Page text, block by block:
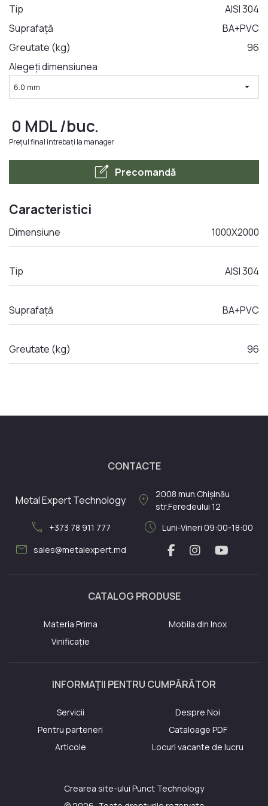
LA COMANDA
Tip
AISI 304
Suprafață
BA+PVC
Greutate (kg)
96
Alegeți dimensiunea
6.0 mm arrow_drop_down
0 MDL/buc.
Prețul final intrebați la manager
edit_square Precomandă
Caracteristici
Dimensiune 1000X2000
Tip AISI 304
Suprafață BA+PVC
Greutate (kg) 96
CONTACTE
Metal Expert Technology location_on 2008 mun.Chișinău
str.Feredeului 12
call +373 78 911 777 schedule Luni-Vineri 09:00-18:00
mail sales@metalexpert.md
CATALOG PRODUSE
Materia Prima
Mobila din Inox
Vinificație
INFORMAȚII PENTRU CUMPĂRĂTOR
Servicii
Despre Noi
Pentru parteneri
Cataloage PDF
Articole
Locuri vacante de lucru
Crearea site-ului Punct Technology